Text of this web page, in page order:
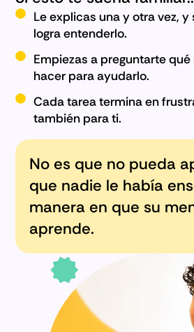
Le explicas una y otra vez,
logra entenderlo.
Empiezas a preguntarte
hacer para ayudarlo.
Cada tarea termina en
también para ti.
No es que no pueda
que nadie le había
manera en que su
aprende.